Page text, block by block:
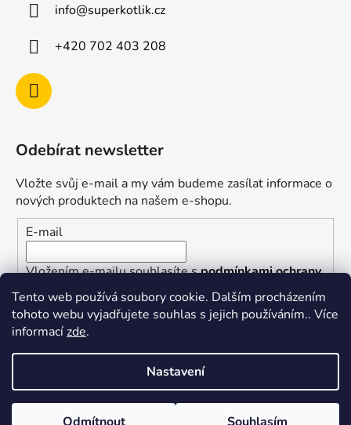
Tento web používá soubory cookie. Dalším procházením
tohoto webu vyjadřujete souhlas s jejich používáním.. Více
informacízde.
Nastavení
info@superkotlik.cz
+420 702 403 208
Odebírat newsletter
Vložte svůj e-mail a my vám budeme zasílat informace o
nových produktech na našem e-shopu.
E-mail
Vložením e-mailu souhlasíte spodmínkami ochrany
osobních údajů
PŘIHLÁSIT SE
Vytvořil Shoptet